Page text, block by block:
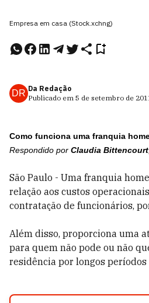
Empresa em casa (Stock.xchng)
DR Da Redação
Publicado em 5 de setembro de
Como funciona uma franquia
Respondido por Claudia Bittencourt
São Paulo - Uma franquia
relação aos custos
contratação de funcionários,
Além disso, proporciona uma
para quem não pode ou não
residência por longos